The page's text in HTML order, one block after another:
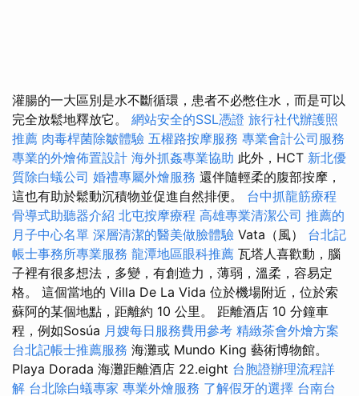
灌腸的一大區別是水不斷循環，患者不必憋住水，而是可以
完全放鬆地釋放它。 網站安全的SSL憑證 旅行社代辦護照
推薦 肉毒桿菌除皺體驗 五權路按摩服務 專業會計公司服務
專業的外燴佈置設計 海外抓姦專業協助 此外，HCT 新北優
質除白蟻公司 婚禮專屬外燴服務 還伴隨輕柔的腹部按摩，
這也有助於鬆動沉積物並促進自然排便。 台中抓龍筋療程
骨導式助聽器介紹 北屯按摩療程 高雄專業清潔公司 推薦的
月子中心名單 深層清潔的醫美做臉體驗 Vata（風） 台北記
帳士事務所專業服務 龍潭地區眼科推薦 瓦塔人喜歡動，腦
子裡有很多想法，多變，有創造力，薄弱，溫柔，容易定
格。 這個當地的 Villa De La Vida 位於機場附近，位於索
蘇阿的某個地點，距離約 10 公里。 距離酒店 10 分鐘車
程，例如Sosúa 月嫂每日服務費用參考 精緻茶會外燴方案
台北記帳士推薦服務 海灘或 Mundo King 藝術博物館。
Playa Dorada 海灘距離酒店 22.eight 台胞證辦理流程詳
解 台北除白蟻專家 專業外燴服務 了解假牙的選擇 台南台